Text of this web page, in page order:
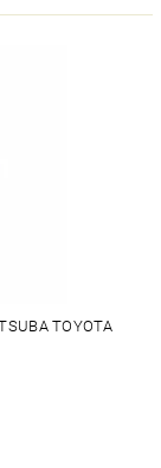
TOYOTA